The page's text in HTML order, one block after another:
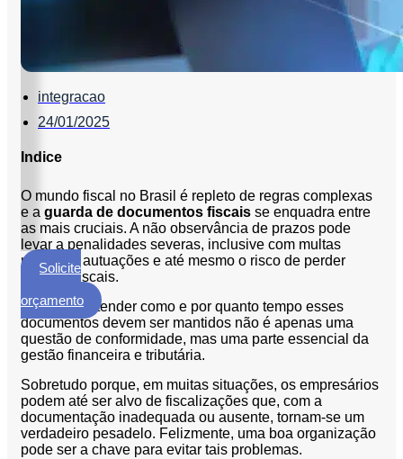
Formalização
e
Processamento
Digitalização
de
Documentos
Microfilmagem
Documentos
Guarda
de
Documentos
Conversão
de
Mídias
Solicite
orçamento
integracao
24/01/2025
Indice
O mundo fiscal no Brasil é repleto de regras complexas
e a guarda de documentos fiscais se enquadra entre
as mais cruciais. A não observância de prazos pode
levar a penalidades severas, inclusive com multas
pesadas, autuações e até mesmo o risco de perder
créditos fiscais.
Por isso, entender como e por quanto tempo esses
documentos devem ser mantidos não é apenas uma
questão de conformidade, mas uma parte essencial da
gestão financeira e tributária.
Sobretudo porque, em muitas situações, os empresários
podem até ser alvo de fiscalizações que, com a
documentação inadequada ou ausente, tornam-se um
verdadeiro pesadelo. Felizmente, uma boa organização
pode ser a chave para evitar tais problemas.